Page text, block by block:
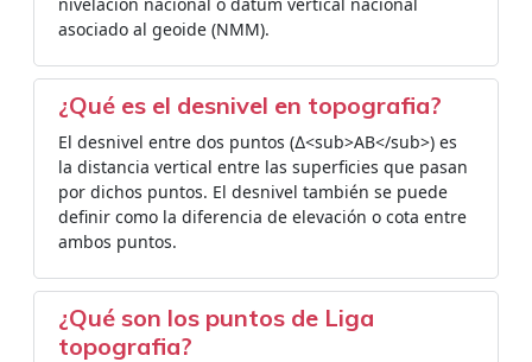
asociado al geoide (NMM).
¿Qué es el desnivel en topografia?
El desnivel entre dos puntos (∆<sub>AB</sub>) es
la distancia vertical entre las superficies que pasan
por dichos puntos. El desnivel también se puede
definir como la diferencia de elevación o cota entre
ambos puntos.
¿Qué son los puntos de Liga
topografia?